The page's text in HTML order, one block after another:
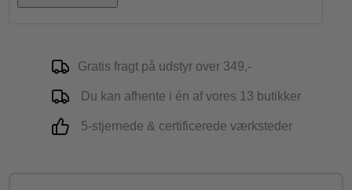
Gratis fragt på udstyr over 349,-
Du kan afhente i én af vores 13 butikker
5-stjernede & certificerede værksteder